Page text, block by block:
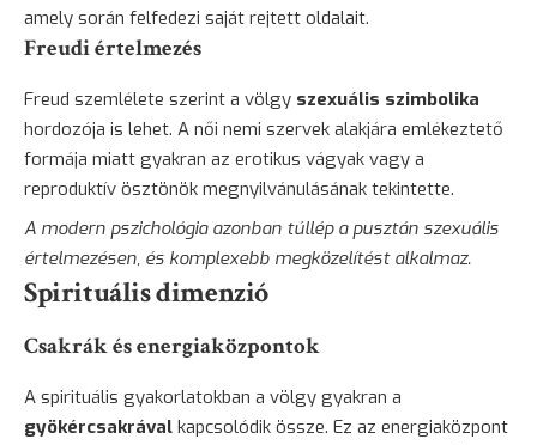
amely során felfedezi saját rejtett oldalait.
Freudi értelmezés
Freud szemlélete szerint a völgy szexuális szimbolika
hordozója is lehet. A női nemi szervek alakjára emlékeztető
formája miatt gyakran az erotikus vágyak vagy a
reproduktív ösztönök megnyilvánulásának tekintette.
A modern pszichológia azonban túllép a pusztán szexuális
értelmezésen, és komplexebb megközelítést alkalmaz.
Spirituális dimenzió
Csakrák és energiaközpontok
A spirituális gyakorlatokban a völgy gyakran a
gyökércsakrával kapcsolódik össze. Ez az energiaközpont